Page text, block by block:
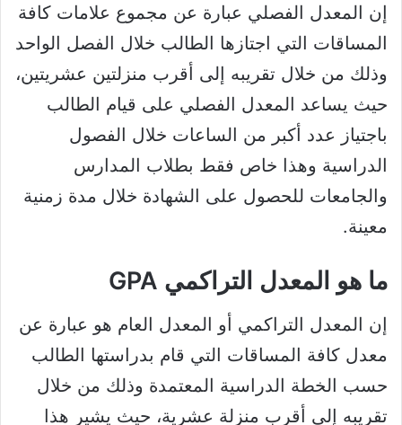
إن المعدل الفصلي عبارة عن مجموع علامات كافة
المساقات التي اجتازها الطالب خلال الفصل الواحد
وذلك من خلال تقريبه إلى أقرب منزلتين عشريتين،
حيث يساعد المعدل الفصلي على قيام الطالب
باجتياز عدد أكبر من الساعات خلال الفصول
الدراسية وهذا خاص فقط بطلاب المدارس
والجامعات للحصول على الشهادة خلال مدة زمنية
معينة.
ما هو المعدل التراكمي GPA
إن المعدل التراكمي أو المعدل العام هو عبارة عن
معدل كافة المساقات التي قام بدراستها الطالب
حسب الخطة الدراسية المعتمدة وذلك من خلال
تقريبه إلى أقرب منزلة عشرية، حيث يشير هذا